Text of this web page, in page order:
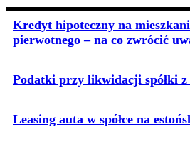
Kredyt hipoteczny na
pierwotnego – na co zwrócić
Podatki przy likwidacji spółki z
Leasing auta w spółce na